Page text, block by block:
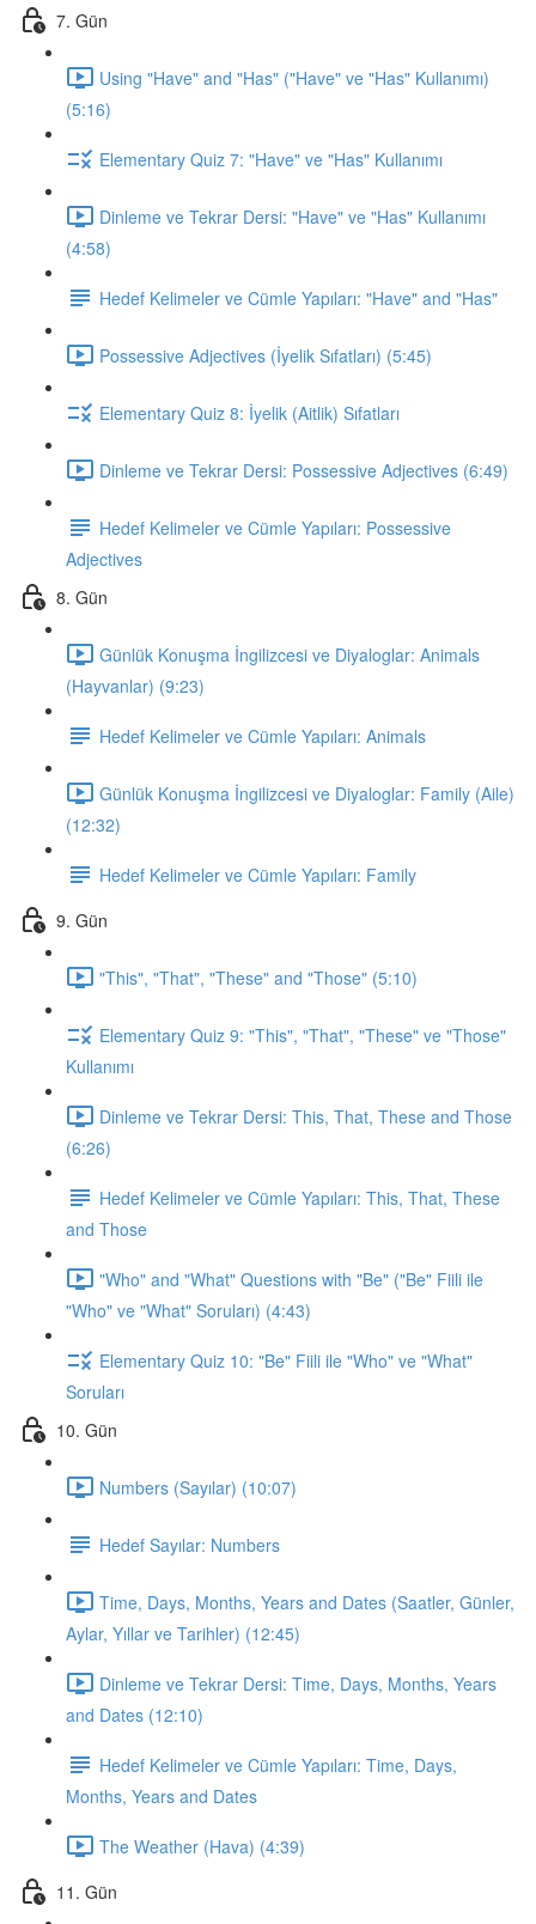
7. Gün
Using "Have" and "Has" ("Have" ve "Has" Kullanımı)
(5:16)
Elementary Quiz 7: "Have" ve "Has" Kullanımı
Dinleme ve Tekrar Dersi: "Have" ve "Has" Kullanımı
(4:58)
Hedef Kelimeler ve Cümle Yapıları: "Have" and "Has"
Possessive Adjectives (İyelik Sıfatları) (5:45)
Elementary Quiz 8: İyelik (Aitlik) Sıfatları
Dinleme ve Tekrar Dersi: Possessive Adjectives (6:49)
Hedef Kelimeler ve Cümle Yapıları: Possessive
Adjectives
8. Gün
Günlük Konuşma İngilizcesi ve Diyaloglar: Animals
(Hayvanlar) (9:23)
Hedef Kelimeler ve Cümle Yapıları: Animals
Günlük Konuşma İngilizcesi ve Diyaloglar: Family (Aile)
(12:32)
Hedef Kelimeler ve Cümle Yapıları: Family
9. Gün
"This", "That", "These" and "Those" (5:10)
Elementary Quiz 9: "This", "That", "These" ve "Those"
Kullanımı
Dinleme ve Tekrar Dersi: This, That, These and Those
(6:26)
Hedef Kelimeler ve Cümle Yapıları: This, That, These
and Those
"Who" and "What" Questions with "Be" ("Be" Fiili ile
"Who" ve "What" Soruları) (4:43)
Elementary Quiz 10: "Be" Fiili ile "Who" ve "What"
Soruları
10. Gün
Numbers (Sayılar) (10:07)
Hedef Sayılar: Numbers
Time, Days, Months, Years and Dates (Saatler, Günler,
Aylar, Yıllar ve Tarihler) (12:45)
Dinleme ve Tekrar Dersi: Time, Days, Months, Years
and Dates (12:10)
Hedef Kelimeler ve Cümle Yapıları: Time, Days,
Months, Years and Dates
The Weather (Hava) (4:39)
11. Gün